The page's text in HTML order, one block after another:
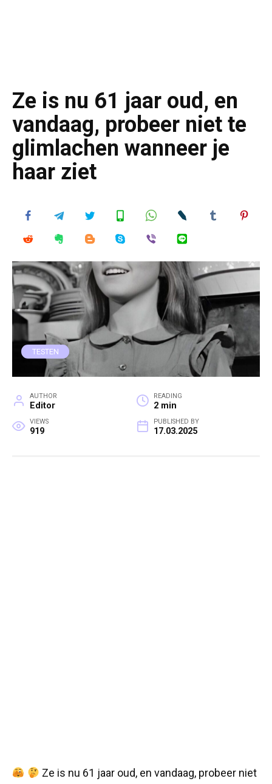
Ze is nu 61 jaar oud, en
vandaag, probeer niet te
glimlachen wanneer je
haar ziet
TESTEN
AUTHOR
Editor
READING
2 min
VIEWS
919
PUBLISHED BY
17.03.2025
Ze is nu 61 jaar oud, en vandaag, probeer niet